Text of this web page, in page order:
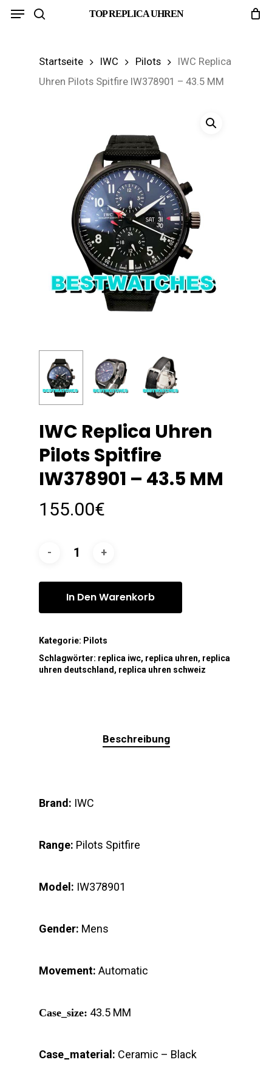
Skip
TOP REPLICA UHREN
Menu
Startseite IWC Pilots
IWC Replica
Uhren Pilots Spitfire IW378901 – 43.5 MM
IWC Replica Uhren
Pilots Spitfire
IW378901 – 43.5 MM
155.00€
In Den Warenkorb
Kategorie: Pilots
Schlagwörter: replica iwc, replica uhren, replica
uhren deutschland , replica uhren schweiz
Beschreibung
Brand: IWC
Range: Pilots Spitfire
Model: IW378901
Gender: Mens
Movement: Automatic
Case_size: 43.5 MM
Case_material: Ceramic – Black